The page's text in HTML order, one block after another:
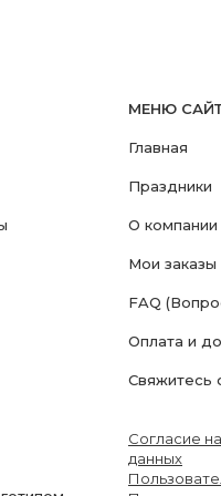
МЕНЮ
Главная
Праздники
О компании
Мои заказы
FAQ
Оплата и
Свяжитесь
Согласие
данных